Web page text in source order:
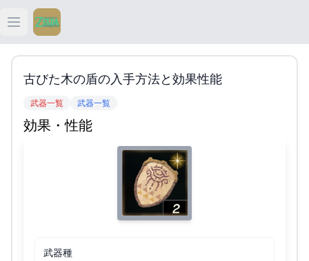
Open main menu
ティアキン
ティアキン 攻略
古びた木の盾の入手方法と効果性能
武器一覧 武器一覧
効果・性能
武器種